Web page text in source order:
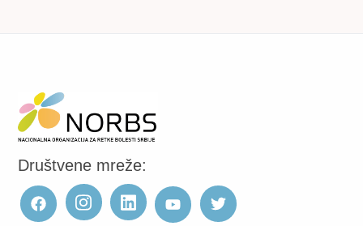
Društvene mreže: